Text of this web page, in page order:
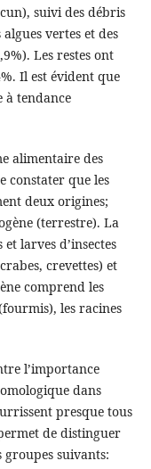
suivi des débris
vertes et des
Les restes ont
Il est évident que
à tendance
alimentaire des
constater que les
deux origines;
(terrestre). La
larves d’insectes
crevettes) et
comprend les
les racines
l’importance
dans
presque tous
de distinguer
suivants: